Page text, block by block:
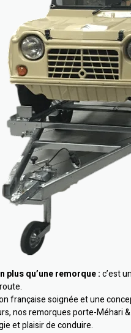
plus qu’une remorque :c’est
française soignée et une
nos remorques porte-Méhari
et plaisir de conduire.